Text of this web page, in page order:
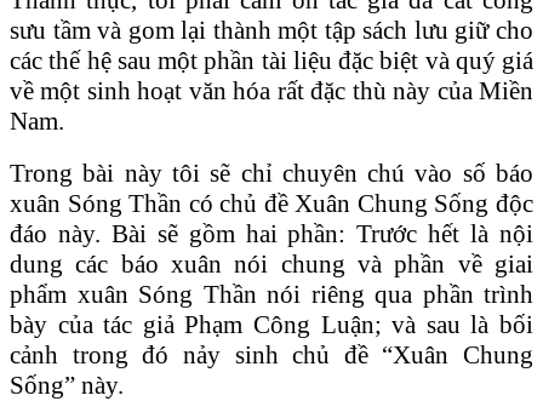
sưu tầm và gom lại thành một tập sách lưu giữ cho
các thế hệ sau một phần tài liệu đặc biệt và quý giá
về một sinh hoạt văn hóa rất đặc thù này của Miền
Nam.
Trong bài này tôi sẽ chỉ chuyên chú vào số báo
xuân Sóng Thần có chủ đề Xuân Chung Sống độc
đáo này. Bài sẽ gồm hai phần: Trước hết là nội
dung các báo xuân nói chung và phần về giai
phẩm xuân Sóng Thần nói riêng qua phần trình
bày của tác giả Phạm Công Luận; và sau là bối
cảnh trong đó nảy sinh chủ đề “Xuân Chung
Sống” này.